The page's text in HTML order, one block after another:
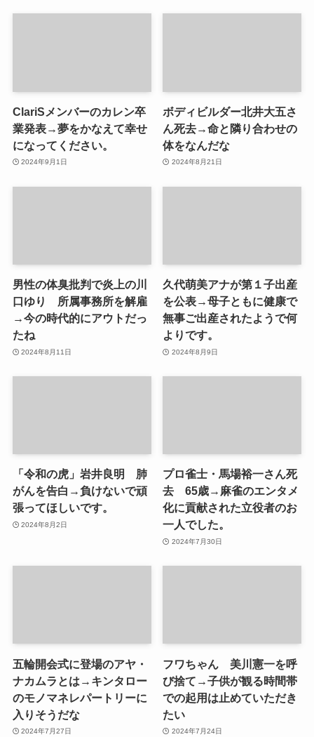
ClariSメンバーのカレン卒
業発表→夢をかなえて幸せ
になってください。
2024年9月1日
ボディビルダー北井大五さ
ん死去→命と隣り合わせの
体をなんだな
2024年8月21日
男性の体臭批判で炎上の川
口ゆり 所属事務所を解雇
→今の時代的にアウトだっ
たね
2024年8月11日
久代萌美アナが第１子出産
を公表→母子ともに健康で
無事ご出産されたようで何
よりです。
2024年8月9日
「令和の虎」岩井良明 肺
がんを告白→負けないで頑
張ってほしいです。
2024年8月2日
プロ雀士・馬場裕一さん死
去 65歳→麻雀のエンタメ
化に貢献された立役者のお
一人でした。
2024年7月30日
五輪開会式に登場のアヤ・
ナカムラとは→キンタロー
のモノマネレパートリーに
入りそうだな
2024年7月27日
フワちゃん 美川憲一を呼
び捨て→子供が観る時間帯
での起用は止めていただき
たい
2024年7月24日